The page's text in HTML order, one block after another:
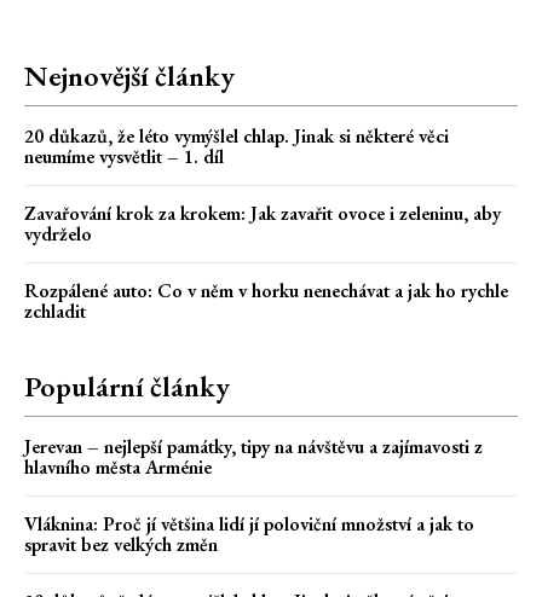
Nejnovější články
20 důkazů, že léto vymýšlel chlap. Jinak si některé věci
neumíme vysvětlit – 1. díl
Zavařování krok za krokem: Jak zavařit ovoce i zeleninu, aby
vydrželo
Rozpálené auto: Co v něm v horku nenechávat a jak ho rychle
zchladit
Populární články
Jerevan – nejlepší památky, tipy na návštěvu a zajímavosti z
hlavního města Arménie
Vláknina: Proč jí většina lidí jí poloviční množství a jak to
spravit bez velkých změn